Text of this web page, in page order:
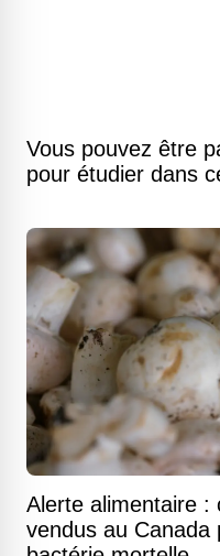
Vous pouvez être
pour étudier dans
Alerte alimentaire :
vendus au Canada